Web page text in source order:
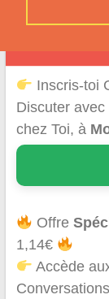
Inscris-toi
Discuter avec
chez Toi, à
Offre
1,14€
Accède